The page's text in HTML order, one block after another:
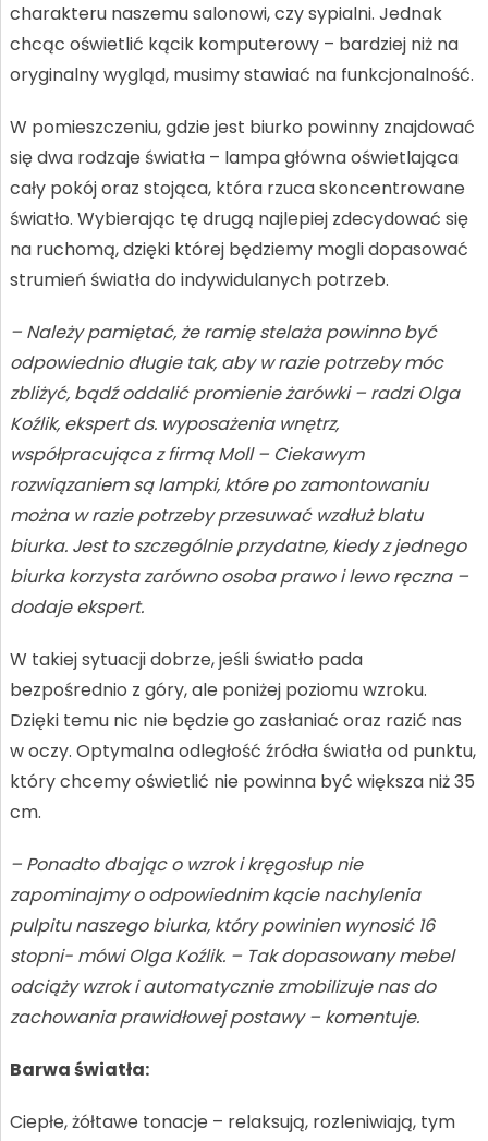
charakteru naszemu salonowi, czy sypialni. Jednak
chcąc oświetlić kącik komputerowy – bardziej niż na
oryginalny wygląd, musimy stawiać na funkcjonalność.
W pomieszczeniu, gdzie jest biurko powinny znajdować
się dwa rodzaje światła – lampa główna oświetlająca
cały pokój oraz stojąca, która rzuca skoncentrowane
światło. Wybierając tę drugą najlepiej zdecydować się
na ruchomą, dzięki której będziemy mogli dopasować
strumień światła do indywidulanych potrzeb.
– Należy pamiętać, że ramię stelaża powinno być
odpowiednio długie tak, aby w razie potrzeby móc
zbliżyć, bądź oddalić promienie żarówki – radzi Olga
Koźlik, ekspert ds. wyposażenia wnętrz,
współpracująca z firmą Moll – Ciekawym
rozwiązaniem są lampki, które po zamontowaniu
można w razie potrzeby przesuwać wzdłuż blatu
biurka. Jest to szczególnie przydatne, kiedy z jednego
biurka korzysta zarówno osoba prawo i lewo ręczna –
dodaje ekspert.
W takiej sytuacji dobrze, jeśli światło pada
bezpośrednio z góry, ale poniżej poziomu wzroku.
Dzięki temu nic nie będzie go zasłaniać oraz razić nas
w oczy. Optymalna odległość źródła światła od punktu,
który chcemy oświetlić nie powinna być większa niż 35
cm.
– Ponadto dbając o wzrok i kręgosłup nie
zapominajmy o odpowiednim kącie nachylenia
pulpitu naszego biurka, który powinien wynosić 16
stopni- mówi Olga Koźlik. – Tak dopasowany mebel
odciąży wzrok i automatycznie zmobilizuje nas do
zachowania prawidłowej postawy – komentuje.
Barwa światła:
Ciepłe, żółtawe tonacje – relaksują, rozleniwiają, tym